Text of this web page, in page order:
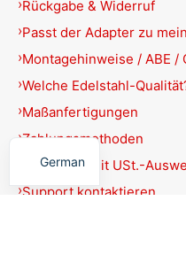
Rückgabe & Widerruf
Passt der Adapter zu
Montagehinweise / ABE /
Welche Edelstahl-
Maßanfertigungen
Zahlungsmethoden
Rechnung mit USt.-
Support kontaktieren
German
English